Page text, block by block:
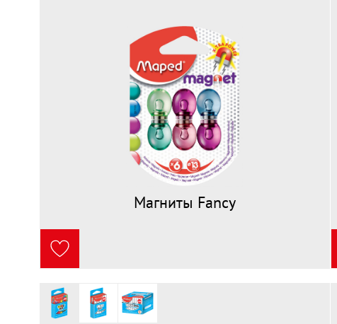
Магниты Fancy